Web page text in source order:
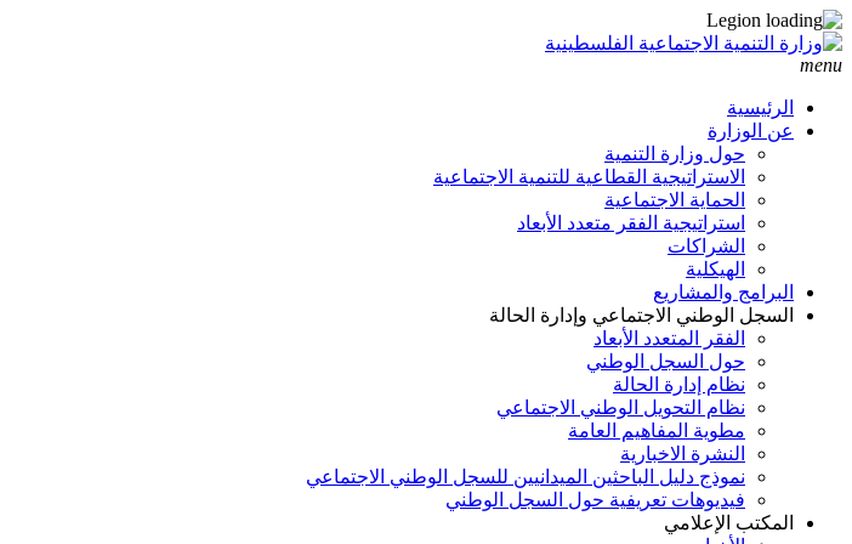
menu
الرئيسية
عن الوزارة
حول وزارة التنمية
الاستراتيجية القطاعية للتنمية الاجتماعية
الحماية الاجتماعية
استراتيجية الفقر متعدد الأبعاد
الشراكات
الهيكلية
البرامج والمشاريع
السجل الوطني الاجتماعي وإدارة الحالة
الفقر المتعدد الأبعاد
حول السجل الوطني
نظام إدارة الحالة
نظام التحويل الوطني الاجتماعي
مطوية المفاهيم العامة
النشرة الاخبارية
نموذج دليل الباحثين الميدانيين للسجل الوطني الاجتماعي
فيديوهات تعريفية حول السجل الوطني
المكتب الإعلامي